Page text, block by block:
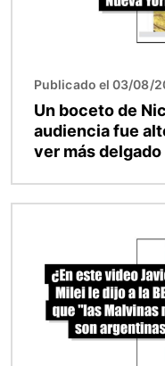
Publicado el 03/08/
Un boceto de
audiencia fue
ver más delgado